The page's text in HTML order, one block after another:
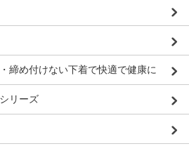
締め付けない下着で快適で健康に
リーズ